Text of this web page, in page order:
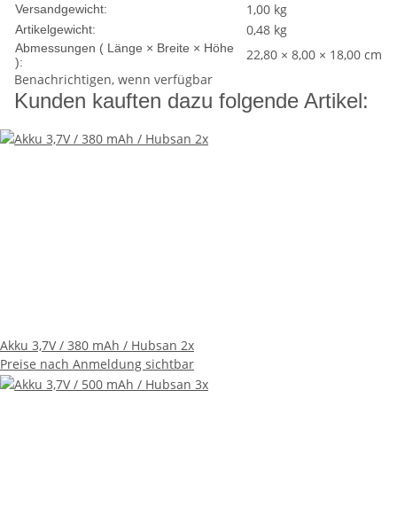
Versandgewicht: 1,00 kg
Artikelgewicht: 0,48 kg
Abmessungen ( Länge × Breite × Höhe
):
22,80 × 8,00 × 18,00 cm
Benachrichtigen, wenn verfügbar
Kunden kauften dazu folgende Artikel:
Akku 3,7V / 380 mAh / Hubsan 2x
Preise nach Anmeldung sichtbar